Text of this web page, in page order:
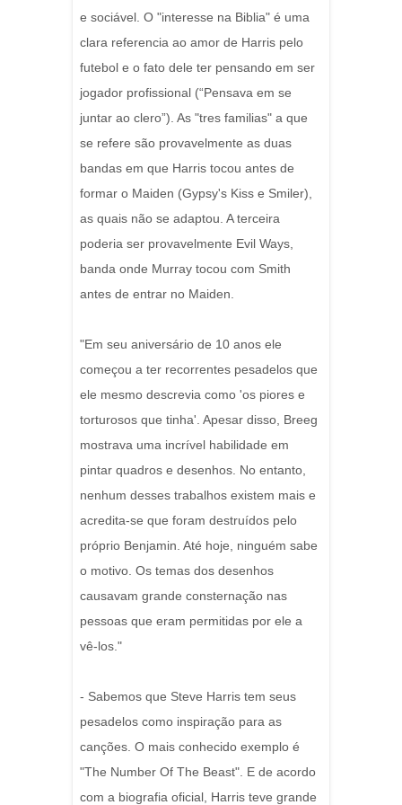
e sociável. O "interesse na Biblia" é uma
clara referencia ao amor de Harris pelo
futebol e o fato dele ter pensando em ser
jogador profissional (“Pensava em se
juntar ao clero”). As "tres familias" a que
se refere são provavelmente as duas
bandas em que Harris tocou antes de
formar o Maiden (Gypsy's Kiss e Smiler),
as quais não se adaptou. A terceira
poderia ser provavelmente Evil Ways,
banda onde Murray tocou com Smith
antes de entrar no Maiden.
"Em seu aniversário de 10 anos ele
começou a ter recorrentes pesadelos que
ele mesmo descrevia como 'os piores e
torturosos que tinha'. Apesar disso, Breeg
mostrava uma incrível habilidade em
pintar quadros e desenhos. No entanto,
nenhum desses trabalhos existem mais e
acredita-se que foram destruídos pelo
próprio Benjamin. Até hoje, ninguém sabe
o motivo. Os temas dos desenhos
causavam grande consternação nas
pessoas que eram permitidas por ele a
vê-los."
- Sabemos que Steve Harris tem seus
pesadelos como inspiração para as
canções. O mais conhecido exemplo é
"The Number Of The Beast". E de acordo
com a biografia oficial, Harris teve grande